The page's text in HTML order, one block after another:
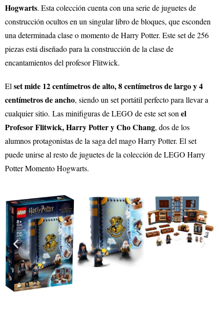
Hogwarts. Esta colección cuenta con una serie de juguetes de
construcción ocultos en un singular libro de bloques, que esconden
una determinada clase o momento de Harry Potter. Este set de 256
piezas está diseñado para la construcción de la clase de
encantamientos del profesor Flitwick.
El set mide 12 centímetros de alto, 8 centímetros de largo y 4
centímetros de ancho, siendo un set portátil perfecto para llevar a
cualquier sitio. Las minifiguras de LEGO de este set son el
Profesor Flitwick, Harry Potter y Cho Chang, dos de los
alumnos protagonistas de la saga del mago Harry Potter. El set
puede unirse al resto de juguetes de la colección de LEGO Harry
Potter Momento Hogwarts.